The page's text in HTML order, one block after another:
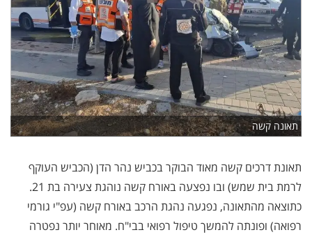
תאונה קשה
תאונת דרכים קשה מאוד הבוקר בכביש נהר הדן (הכביש העוקף
לרמת בית שמש) ובו נפצעה באורח קשה נוהגת צעירה בת 21.
כתוצאה מהתאונה, נפגעה נהגת הרכב באורח קשה (עפ"י גורמי
רפואה) ופונתה להמשך טיפול רפואי בבי"ח. מאוחר יותר נפטרה